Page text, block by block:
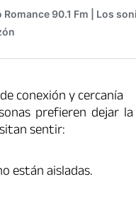
conexión y cercanía
prefieren dejar
sentir:
están aisladas.